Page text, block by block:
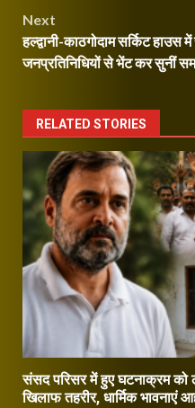
Next
हल्द्वानी-काठगोदाम सर्किट हाउस
जनप्रतिनिधियों से भेंट कर सुनीं
RELATED STORIES
संसद परिसर में हुए घटनाक्रम
खिलाफ तहरीर, धार्मिक